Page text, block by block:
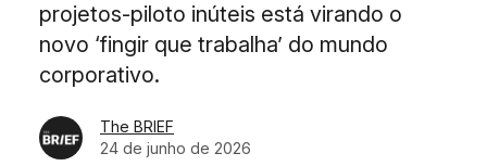
projetos-piloto inúteis está virando o
novo ‘fingir que trabalha’ do mundo
corporativo.
The BRIEF
24 de junho de 2026